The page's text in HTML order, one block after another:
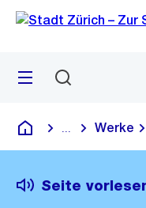
Navigation
Sprunglink
Menü
Deutsch
Blende alle
Werke
Seite